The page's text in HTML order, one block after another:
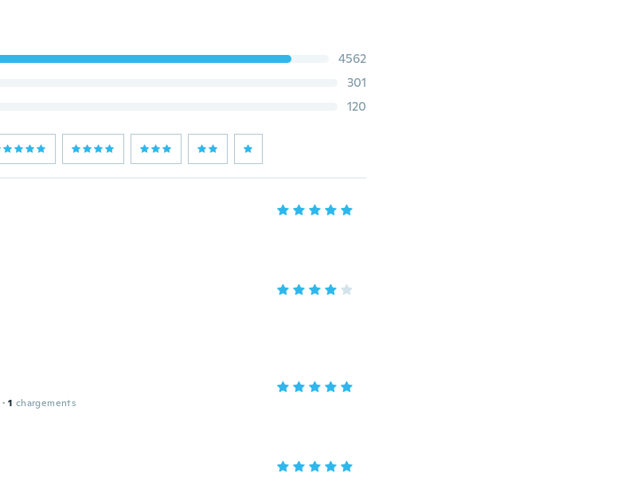
4562
301
120
· 1 chargements